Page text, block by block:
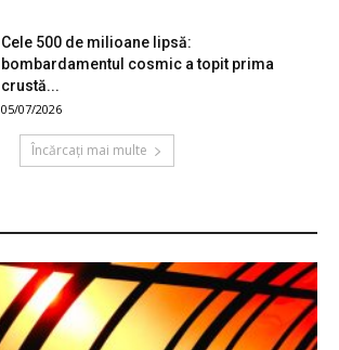
Cele 500 de milioane lipsă:
bombardamentul cosmic a topit prima
crustă...
05/07/2026
Încărcați mai multe